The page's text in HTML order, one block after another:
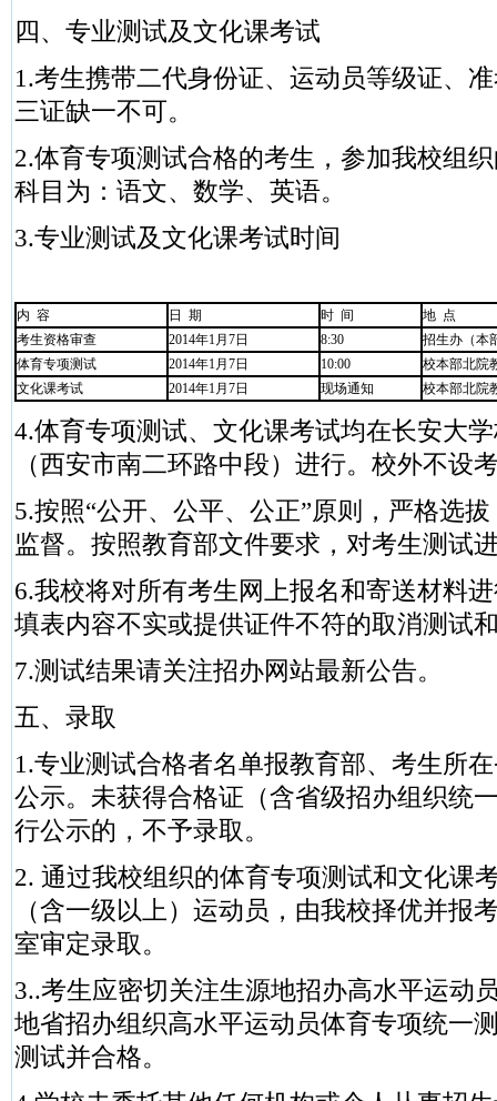
四、专业测试及文化课考试
1.考生携带二代身份证、运动员等级证、
三证缺一不可。
2.体育专项测试合格的考生，参加我校组
科目为：语文、数学、英语。
3.专业测试及文化课考试时间
内 容 日 期 时 间
地 点
考生资格审查
2014年1月7日 8:30
招生办（本
体育专项测试
2014年1月7日 10:00
校本部北院
文化课考试
2014年1月7日 现场通知 校本部北院
4.体育专项测试、文化课考试均在长安大
（西安市南二环路中段）进行。校外不设
5.按照“公开、公平、公正”原则，严格选
监督。按照教育部文件要求，对考生测试
6.我校将对所有考生网上报名和寄送材料
填表内容不实或提供证件不符的取消测试
7.测试结果请关注招办网站最新公告。
五、录取
1.专业测试合格者名单报教育部、考生所
公示。未获得合格证（含省级招办组织统
行公示的，不予录取。
2. 通过我校组织的体育专项测试和文化课
（含一级以上）运动员，由我校择优并报
室审定录取。
3..考生应密切关注生源地招办高水平运动
地省招办组织高水平运动员体育专项统一
测试并合格。